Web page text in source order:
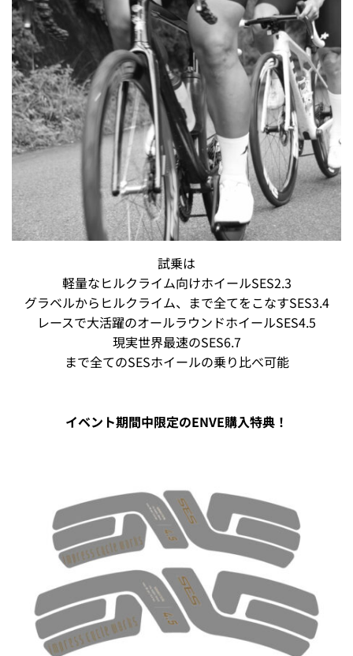
試乗は
軽量なヒルクライム向けホイールSES2.3
グラベルからヒルクライム、まで全てをこなすSES3.4
レースで大活躍のオールラウンドホイールSES4.5
現実世界最速のSES6.7
まで全てのSESホイールの乗り比べ可能
イベント期間中限定のENVE購入特典！